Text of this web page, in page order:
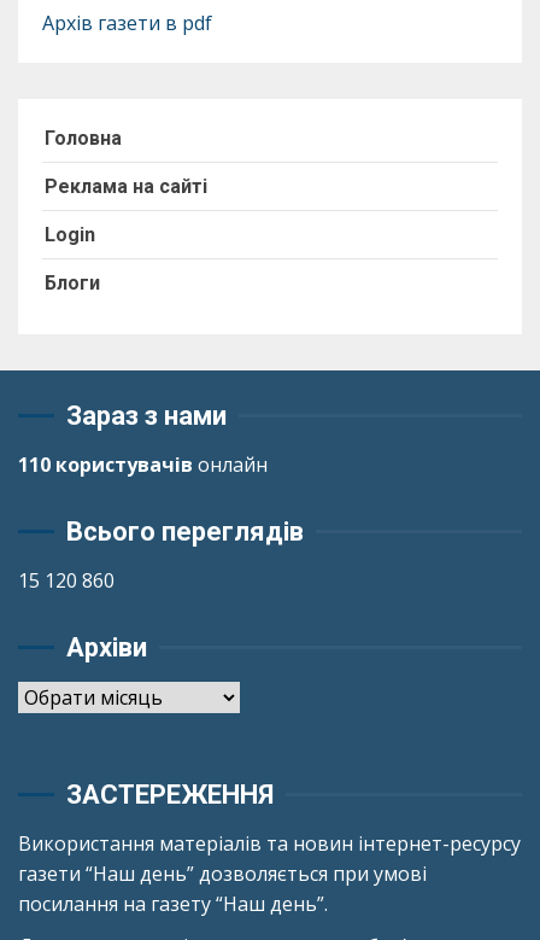
Архів газети в pdf
Головна
Реклама на сайті
Login
Блоги
Зараз з нами
110 користувачів онлайн
Всього переглядів
15 120 860
Архіви
Архіви
ЗАСТЕРЕЖЕННЯ
Використання матеріалів та новин інтернет-ресурсу
газети “Наш день” дозволяється при умові
посилання на газету “Наш день”.